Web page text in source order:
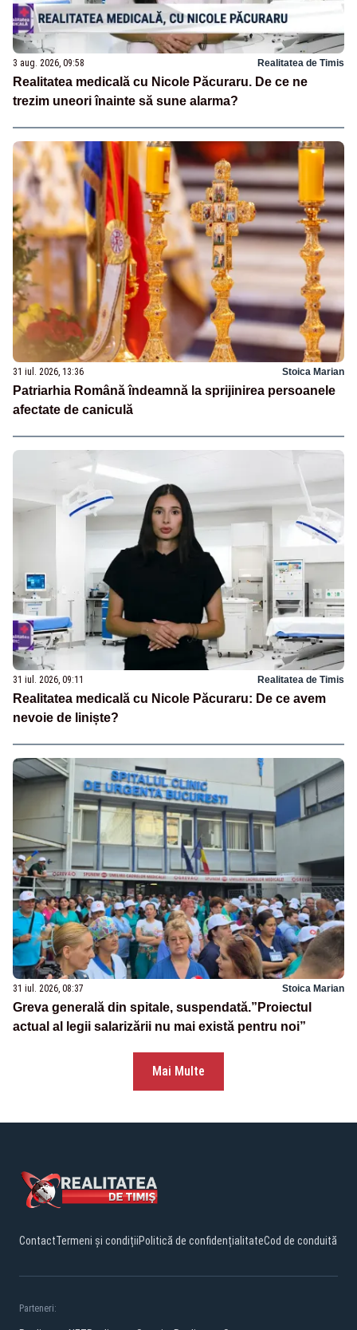
3 aug. 2026, 09:58 Realitatea de Timis
Realitatea medicală cu Nicole Păcuraru. De ce ne
trezim uneori înainte să sune alarma?
31 iul. 2026, 13:36 Stoica Marian
Patriarhia Română îndeamnă la sprijinirea persoanele
afectate de caniculă
31 iul. 2026, 09:11 Realitatea de Timis
Realitatea medicală cu Nicole Păcuraru: De ce avem
nevoie de liniște?
31 iul. 2026, 08:37 Stoica Marian
Greva generală din spitale, suspendată.”Proiectul
actual al legii salarizării nu mai există pentru noi”
Mai Multe
ContactTermeni și condițiiPolitică de confidențialitateCod de conduită
Parteneri: